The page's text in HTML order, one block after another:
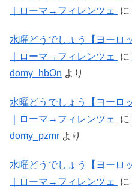
｜ローマ→フィレンツェ
に
水曜どうでしょう【ヨーロ
｜ローマ→フィレンツェ
に
domy_hbOn より
水曜どうでしょう【ヨーロ
｜ローマ→フィレンツェ
に
domy_pzmr より
水曜どうでしょう【ヨーロ
｜ローマ→フィレンツェ
に